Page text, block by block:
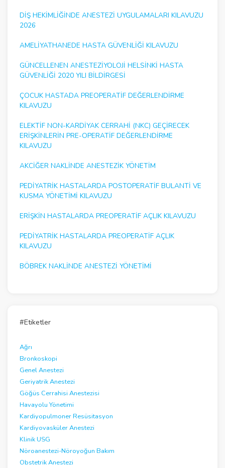
DIŞ HEKIMLIĞINDE ANESTEZI UYGULAMALARI KILAVUZU
2026
AMELIYATHANEDE HASTA GÜVENLIĞI KILAVUZU
GÜNCELLENEN ANESTEZIYOLOJI HELSINKI HASTA
GÜVENLIĞI 2020 YILI BILDIRGESI
ÇOCUK HASTADA PREOPERATIF DEĞERLENDIRME
KILAVUZU
ELEKTIF NON-KARDIYAK CERRAHI (NKC) GEÇIRECEK
ERIŞKINLERIN PRE-OPERATIF DEĞERLENDIRME
KILAVUZU
AKCIĞER NAKLINDE ANESTEZIK YÖNETIM
PEDIYATRIK HASTALARDA POSTOPERATIF BULANTI VE
KUSMA YÖNETIMI KILAVUZU
ERIŞKIN HASTALARDA PREOPERATIF AÇLIK KILAVUZU
PEDIYATRIK HASTALARDA PREOPERATIF AÇLIK
KILAVUZU
BÖBREK NAKLINDE ANESTEZI YÖNETIMI
#Etiketler
Ağrı
Bronkoskopi
Genel Anestezi
Geriyatrik Anestezi
Göğüs Cerrahisi Anestezisi
Havayolu Yönetimi
Kardiyopulmoner Resüsitasyon
Kardiyovasküler Anestezi
Klinik USG
Nöroanestezi-Nöroyoğun Bakım
Obstetrik Anestezi